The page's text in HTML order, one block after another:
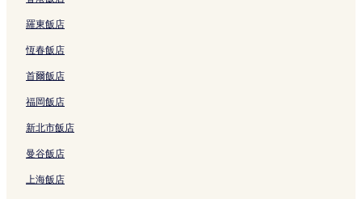
羅東飯店
恆春飯店
首爾飯店
福岡飯店
新北市飯店
曼谷飯店
上海飯店